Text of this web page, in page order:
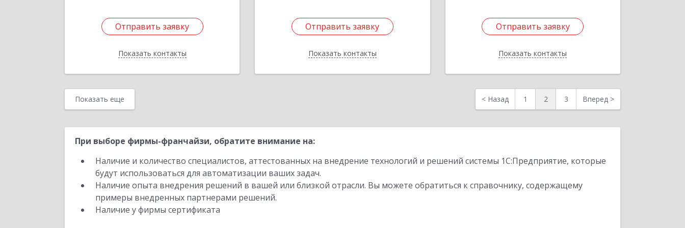
Отправить заявку
Показать контакты
Отправить заявку
Назад
Отправить заявку
Показать контакты
Отправить заявку
Назад
Отправить заявку
Показать контакты
Отправить заявку
Назад
Показать еще < Назад 1 2 3 Вперед >
При выборе фирмы-франчайзи, обратите внимание на:
Наличие и количество специалистов, аттестованных на внедрение технологий и решений системы 1С:Предприятие, которые
будут использоваться для автоматизации ваших задач.
Наличие опыта внедрения решений в вашей или близкой отрасли. Вы можете обратиться к справочнику, содержащему
примеры внедренных партнерами решений.
Наличие у фирмы сертификата